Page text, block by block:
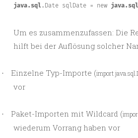
java.sql.Date sqlDate = new java.sql
Um es zusammenzufassen: Die
hilft bei der Auflösung solcher
· Einzelne Typ-Importe (import
vor
· Paket-Importen mit Wildcard (
wiederum Vorrang haben vor